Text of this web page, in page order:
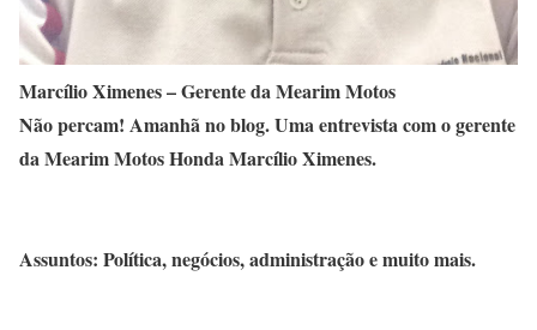
Marcílio Ximenes – Gerente da Mearim Motos
Não percam! Amanhã no blog. Uma entrevista com o gerente
da Mearim Motos Honda Marcílio Ximenes.
Assuntos: Política, negócios, administração e muito mais.